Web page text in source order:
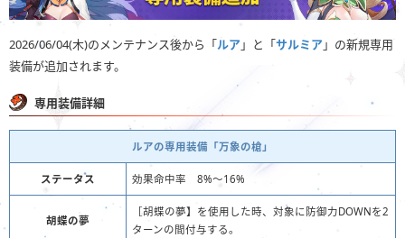
2026/06/04(木)のメンテナンス後から「ルア」と「サルミア」の新規専用
装備が追加されます。
専用装備詳細
ルアの専用装備「万象の槍」
ステータス 効果命中率 8%～16%
胡蝶の夢
［胡蝶の夢】を使用した時、対象に防御力DOWNを2
ターンの間付与する。